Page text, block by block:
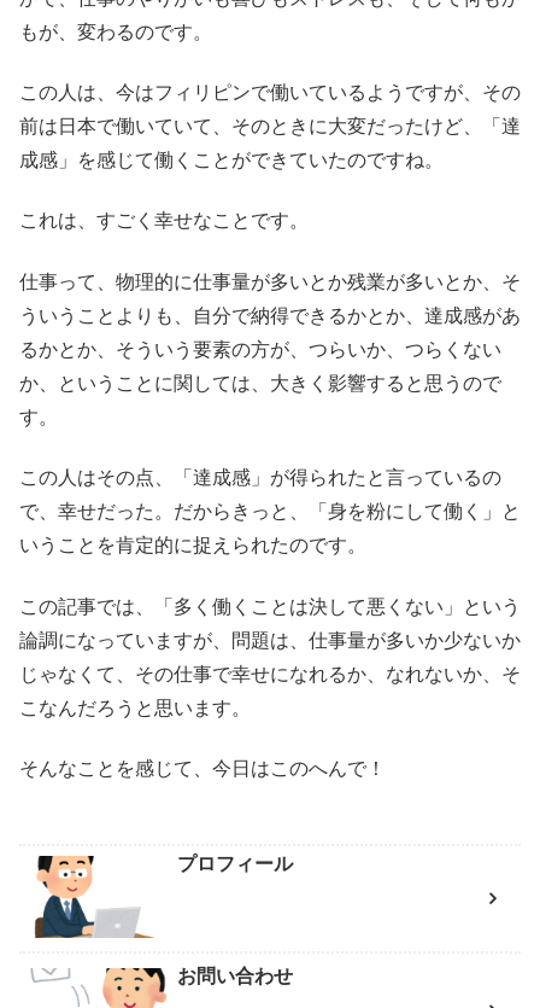
もが、変わるのです。
この人は、今はフィリピンで働いているようですが、その
前は日本で働いていて、そのときに大変だったけど、「達
成感」を感じて働くことができていたのですね。
これは、すごく幸せなことです。
仕事って、物理的に仕事量が多いとか残業が多いとか、そ
ういうことよりも、自分で納得できるかとか、達成感があ
るかとか、そういう要素の方が、つらいか、つらくない
か、ということに関しては、大きく影響すると思うので
す。
この人はその点、「達成感」が得られたと言っているの
で、幸せだった。だからきっと、「身を粉にして働く」と
いうことを肯定的に捉えられたのです。
この記事では、「多く働くことは決して悪くない」という
論調になっていますが、問題は、仕事量が多いか少ないか
じゃなくて、その仕事で幸せになれるか、なれないか、そ
こなんだろうと思います。
そんなことを感じて、今日はこのへんで！
プロフィール
お問い合わせ